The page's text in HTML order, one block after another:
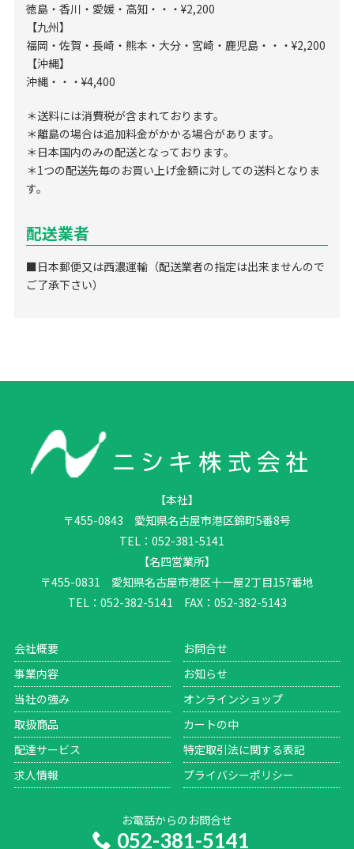
徳島・香川・愛媛・高知・・・¥2,200
【九州】
福岡・佐賀・長崎・熊本・大分・宮崎・鹿児島・・・¥2,200
【沖縄】
沖縄・・・¥4,400
＊送料には消費税が含まれております。
＊離島の場合は追加料金がかかる場合があります。
＊日本国内のみの配送となっております。
＊1つの配送先毎のお買い上げ金額に対しての送料となりま
す。
配送業者
■日本郵便又は西濃運輸（配送業者の指定は出来ませんので
ご了承下さい）
【本社】
〒455-0843 愛知県名古屋市港区錦町5番8号
TEL：052-381-5141
【名四営業所】
〒455-0831 愛知県名古屋市港区十一屋2丁目157番地
TEL：052-382-5141 FAX：052-382-5143
会社概要
事業内容
当社の強み
取扱商品
配達サービス
求人情報
お問合せ
お知らせ
オンラインショップ
カートの中
特定取引法に関する表記
プライバシーポリシー
お電話からのお問合せ
052-381-5141